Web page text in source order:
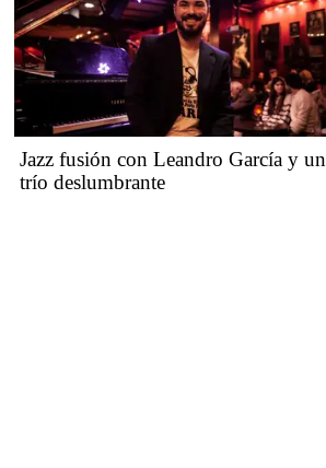
Jazz fusión con Leandro García y un
trío deslumbrante